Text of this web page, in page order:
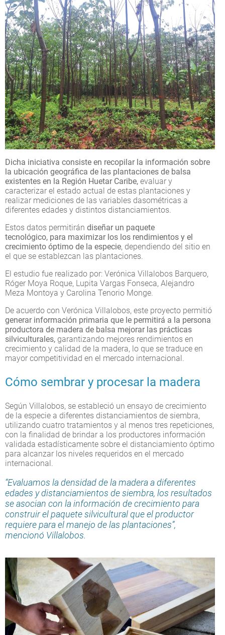
Dicha iniciativa consiste en recopilar la información sobre
la ubicación geográfica de las plantaciones de balsa
existentes en la Región Huetar Caribe, evaluar y
caracterizar el estado actual de estas plantaciones y
realizar mediciones de las variables dasométricas a
diferentes edades y distintos distanciamientos.
Estos datos permitirán diseñar un paquete
tecnológico, para maximizar los los rendimientos y el
crecimiento óptimo de la especie, dependiendo del sitio en
el que se establezcan las plantaciones.
El estudio fue realizado por: Verónica Villalobos Barquero,
Róger Moya Roque, Lupita Vargas Fonseca, Alejandro
Meza Montoya y Carolina Tenorio Monge.
De acuerdo con Verónica Villalobos, este proyecto permitió
generar información primaria que le permitirá a la persona
productora de madera de balsa mejorar las prácticas
silviculturales, garantizando mejores rendimientos en
crecimiento y calidad de la madera, lo que se traduce en
mayor competitividad en el mercado internacional.
Cómo sembrar y procesar la madera
Según Villalobos, se estableció un ensayo de crecimiento
de la especie a diferentes distanciamientos de siembra,
utilizando cuatro tratamientos y al menos tres repeticiones,
con la finalidad de brindar a los productores información
validada estadísticamente sobre el distanciamiento óptimo
para alcanzar los niveles requeridos en el mercado
internacional.
“Evaluamos la densidad de la madera a diferentes
edades y distanciamientos de siembra, los resultados
se asocian con la información de crecimiento para
construir el paquete silvicultural que el productor
requiere para el manejo de las plantaciones”,
mencionó Villalobos.